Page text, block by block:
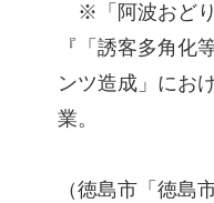
※「阿波おどり
『「誘客多角化
ンツ造成」にお
業。
（徳島市「徳島